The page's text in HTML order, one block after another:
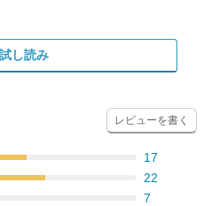
し読み
レビューを書く
17
22
7